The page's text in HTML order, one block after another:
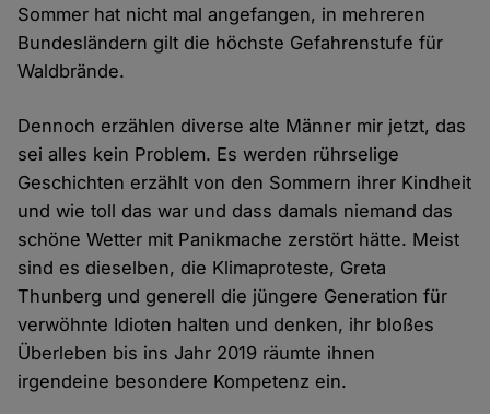
Sommer hat nicht mal angefangen, in mehreren
Bundesländern gilt die höchste Gefahrenstufe für
Waldbrände.
Dennoch erzählen diverse alte Männer mir jetzt, das
sei alles kein Problem. Es werden rührselige
Geschichten erzählt von den Sommern ihrer Kindheit
und wie toll das war und dass damals niemand das
schöne Wetter mit Panikmache zerstört hätte. Meist
sind es dieselben, die Klimaproteste, Greta
Thunberg und generell die jüngere Generation für
verwöhnte Idioten halten und denken, ihr bloßes
Überleben bis ins Jahr 2019 räumte ihnen
irgendeine besondere Kompetenz ein.